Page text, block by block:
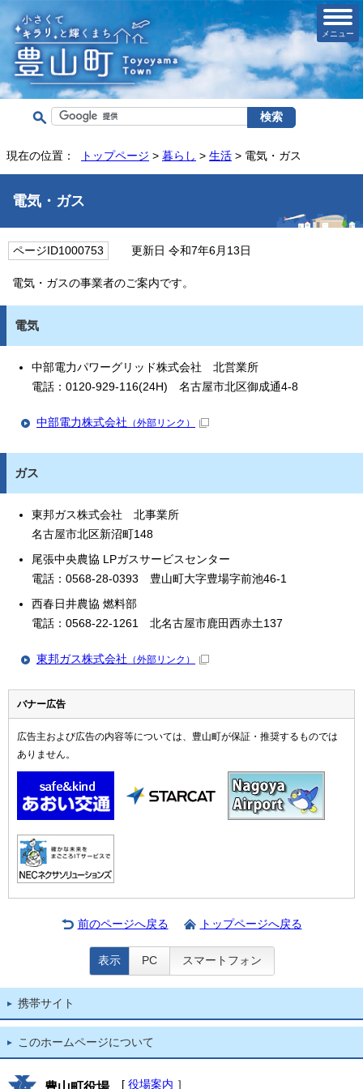
メニュー
現在の位置： トップページ > 暮らし > 生活 > 電気・ガス
電気・ガス
ページID1000753 更新日 令和7年6月13日
電気・ガスの事業者のご案内です。
電気
中部電力パワーグリッド株式会社 北営業所
電話：0120-929-116(24H) 名古屋市北区御成通4-8
中部電力株式会社 （外部リンク）
ガス
東邦ガス株式会社 北事業所
名古屋市北区新沼町148
尾張中央農協 LPガスサービスセンター
電話：0568-28-0393 豊山町大字豊場字前池46-1
西春日井農協 燃料部
電話：0568-22-1261 北名古屋市鹿田西赤土137
東邦ガス株式会社 （外部リンク）
バナー広告
広告主および広告の内容等については、豊山町が保証・推奨するものでは
ありません。
前のページへ戻る トップページへ戻る
表示 PC スマートフォン
携帯サイト
このホームページについて
[ 役場案内 ］